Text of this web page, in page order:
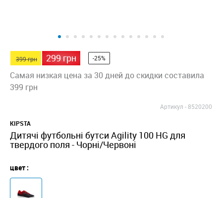
399 грн 299 грн -25%
Самая низкая цена за 30 дней до скидки составила
399 грн
Артикул -8520200
KIPSTA
Дитячі футбольні бутси Agility 100 HG для
твердого поля - Чорні/Червоні
цвет :